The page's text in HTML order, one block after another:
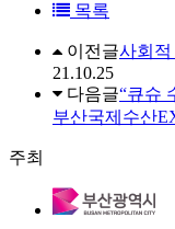
목록
이전글사회적
21.10.25
다음글“큐슈
부산국제수산
주최